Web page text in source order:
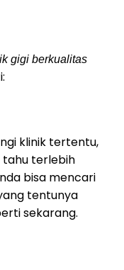
gigi berkualitas
klinik tertentu,
tahu terlebih
bisa mencari
tentunya
sekarang.